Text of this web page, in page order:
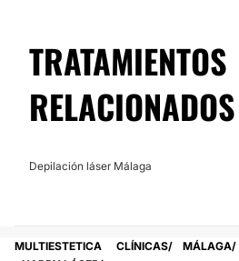
TRATAMIENTOS
RELACIONADOS
Depilación láser Málaga
MULTIESTETICA CLÍNICAS MÁLAGA